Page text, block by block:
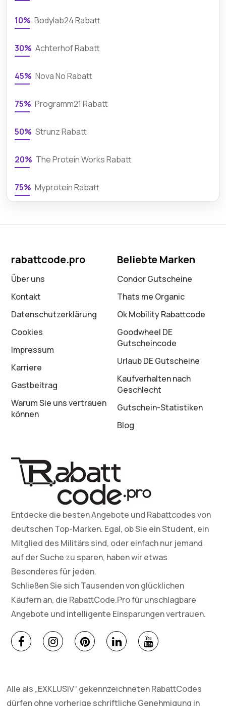
10% Bodylab24 Rabatt
30% Achterhof Rabatt
45% Nova No Rabatt
75% Programm21 Rabatt
50% Strunz Rabatt
20% The Protein Works Rabatt
75% Myprotein Rabatt
rabattcode.pro
Über uns
Kontakt
Datenschutz­erklärung
Cookies
Impressum
Karriere
Gastbeitrag
Warum Sie uns vertrauen
können
Beliebte Marken
Condor Gutscheine
Thats me Organic
Ok Mobility Rabattcode
Goodwheel DE
Gutscheincode
Urlaub DE Gutscheine
Kaufverhalten nach
Geschlecht
Gutschein-Statistiken
Blog
Entdecke die besten Angebote und Rabattcodes von
deutschen Top-Marken. Egal, ob Sie ein Student, ein
Mitglied des Militärs sind, oder einfach nur jemand
auf der Suche zu sparen, haben wir etwas
Besonderes für jeden.
Schließen Sie sich Tausenden von glücklichen
Käufern an, die RabattCode.Pro für unschlagbare
Angebote und intelligente Einsparungen vertrauen.
Alle als „EXKLUSIV“ gekennzeichneten RabattCodes
dürfen ohne vorherige schriftliche Genehmigung in